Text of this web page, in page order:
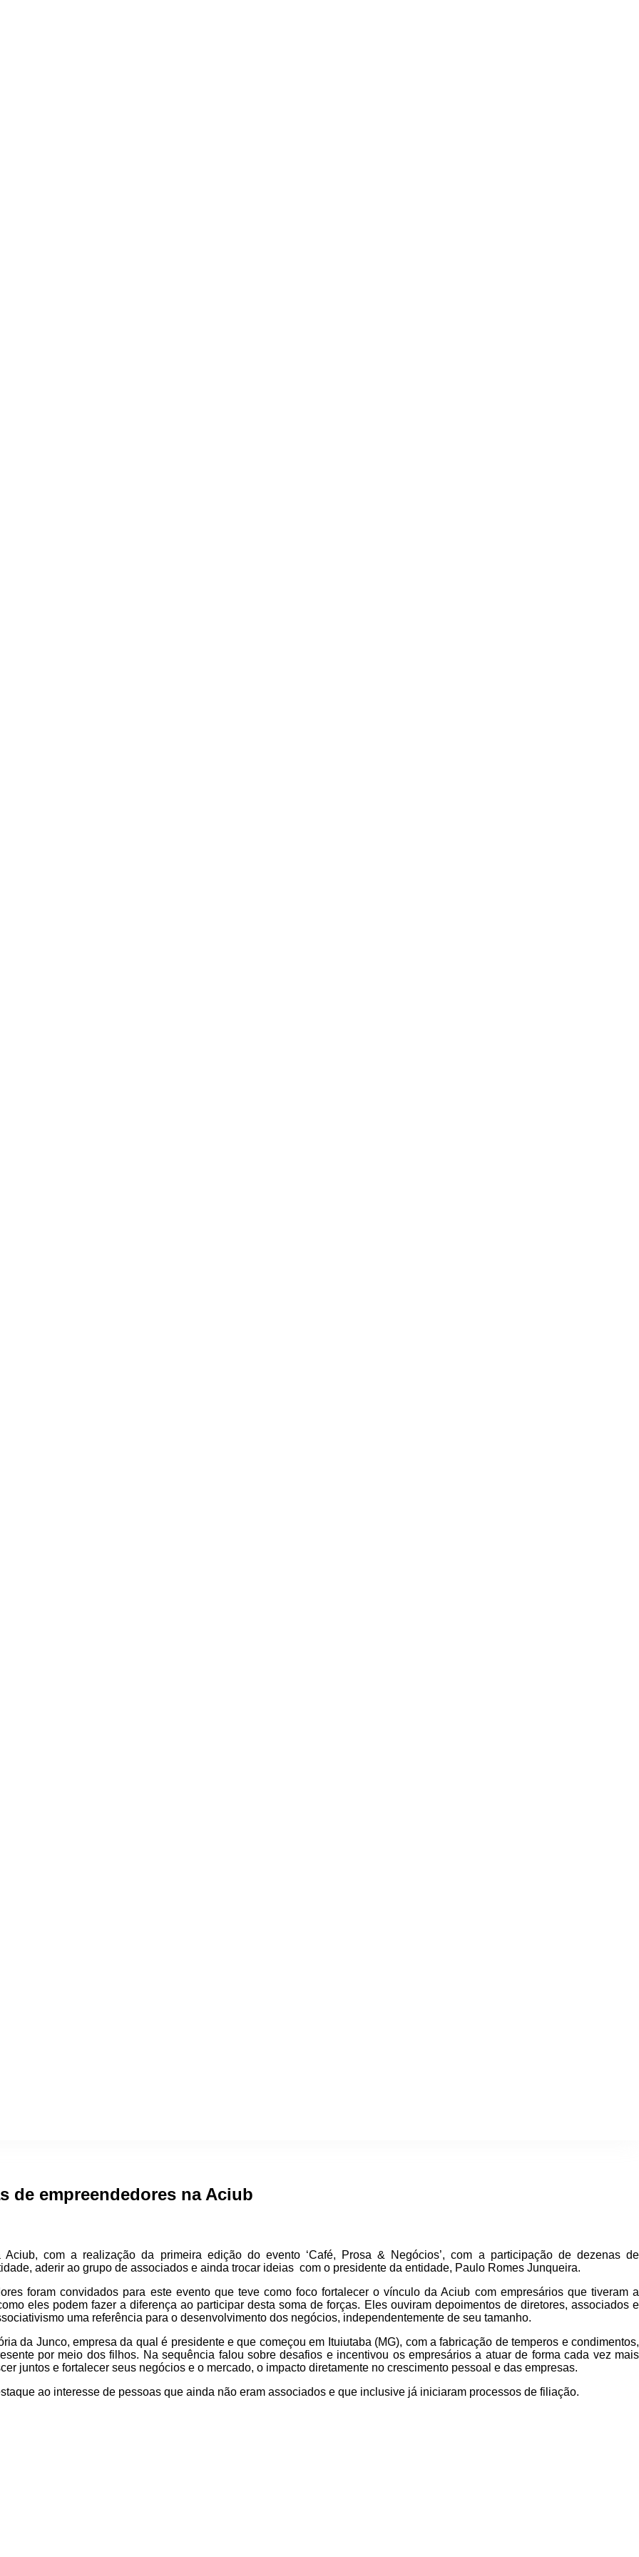
de empreendedores na Aciub
com a realização da primeira edição do evento ‘Café, Prosa & Negócios’, com a participação de dezenas de
aderir ao grupo de associados e ainda trocar ideias com o presidente da entidade, Paulo Romes Junqueira.
foram convidados para este evento que teve como foco fortalecer o vínculo da Aciub com empresários que tiveram a
eles podem fazer a diferença ao participar desta soma de forças. Eles ouviram depoimentos de diretores, associados e
uma referência para o desenvolvimento dos negócios, independentemente de seu tamanho.
da Junco, empresa da qual é presidente e que começou em Ituiutaba (MG), com a fabricação de temperos e condimentos,
por meio dos filhos. Na sequência falou sobre desafios e incentivou os empresários a atuar de forma cada vez mais
juntos e fortalecer seus negócios e o mercado, o impacto diretamente no crescimento pessoal e das empresas.
ao interesse de pessoas que ainda não eram associados e que inclusive já iniciaram processos de filiação.